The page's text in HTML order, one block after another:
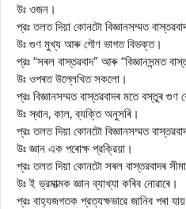
উঃ ওজন।
প্রঃ তলত দিয়া কোনটো বিজ্ঞানসম্মত
উঃ গুণ মুখ্য আৰু গৌণ ভাগত বিভক্ত।
প্রঃ “সৰল বাস্তৱবাদ” আৰু “বিজ্ঞানসন্মত
উঃ ওপৰত উল্লেখিত সকলো।
প্রঃ বিজ্ঞানসম্মত বাস্তৱবাদৰ মতে বস্তুৰ গুণ
উঃ স্থান, কাল, ব্যক্তি অনুসৰি।
প্রঃ তলত দিয়া কোনটো বিজ্ঞানসম্মত
উঃ জ্ঞান এক পৰোক্ষ প্রক্রিয়া।
প্রঃ তলত দিয়া কোনটো সৰল বাস্তৱবাদৰ
উঃ ই ভ্রমাত্মক জ্ঞান ব্যাখ্যা কৰিব নোৱাৰে।
প্রঃ বাহ্যজগতক প্রত্যক্ষভাৱে জানিব পৰা